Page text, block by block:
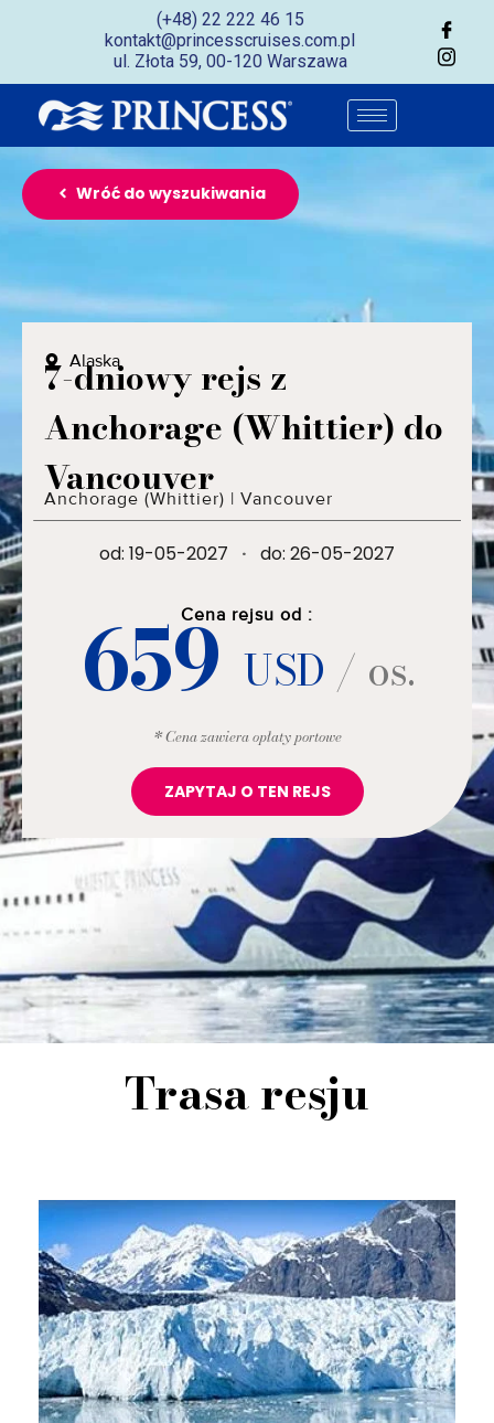
(+48) 22 222 46 15
kontakt@princesscruises.com.pl
ul. Złota 59, 00-120 Warszawa
Wróć do wyszukiwania
Alaska
7-dniowy rejs z
Anchorage (Whittier) do
Vancouver
Anchorage (Whittier) | Vancouver
od: 19-05-2027 · do: 26-05-2027
Cena rejsu od :
659USD / os.
* Cena zawiera opłaty portowe
ZAPYTAJ O TEN REJS
Trasa resju